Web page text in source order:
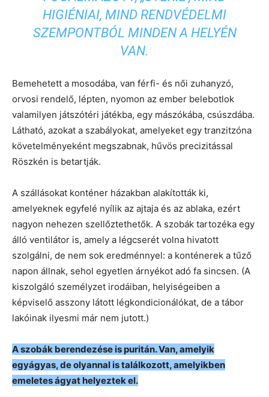
HIGIÉNIAI, MIND RENDVÉDELMI
SZEMPONTBÓL MINDEN A HELYÉN
VAN.
Bemehetett a mosodába, van férfi- és női zuhanyzó,
orvosi rendelő, lépten, nyomon az ember belebotlok
valamilyen játszótéri játékba, egy mászókába, csúszdába.
Látható, azokat a szabályokat, amelyeket egy tranzitzóna
követelményeként megszabnak, hűvös precizitással
Röszkén is betartják.
A szállásokat konténer házakban alakították ki,
amelyeknek egyfelé nyílik az ajtaja és az ablaka, ezért
nagyon nehezen szellőztethetők. A szobák tartozéka egy
álló ventilátor is, amely a légcserét volna hivatott
szolgálni, de nem sok eredménnyel: a konténerek a tűző
napon állnak, sehol egyetlen árnyékot adó fa sincsen. (A
kiszolgáló személyzet irodáiban, helyiségeiben a
képviselő asszony látott légkondicionálókat, de a tábor
lakóinak ilyesmi már nem jutott.)
A szobák berendezése is puritán. Van, amelyik
egyágyas, de olyannal is találkozott, amelyikben
emeletes ágyat helyeztek el.